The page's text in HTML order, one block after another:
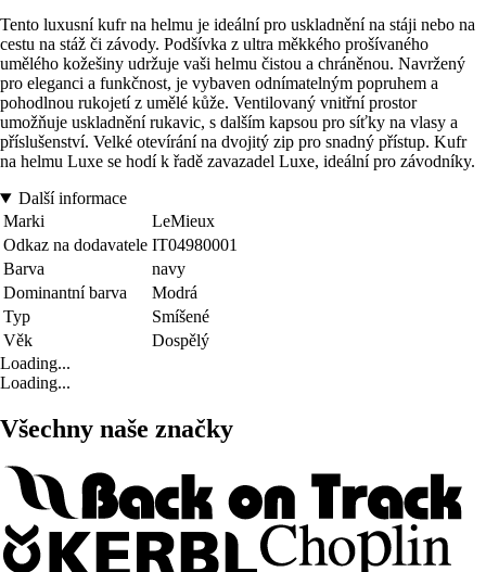
Tento luxusní kufr na helmu je ideální pro uskladnění na stáji nebo na
cestu na stáž či závody. Podšívka z ultra měkkého prošívaného
umělého kožešiny udržuje vaši helmu čistou a chráněnou. Navržený
pro eleganci a funkčnost, je vybaven odnímatelným popruhem a
pohodlnou rukojetí z umělé kůže. Ventilovaný vnitřní prostor
umožňuje uskladnění rukavic, s dalším kapsou pro síťky na vlasy a
příslušenství. Velké otevírání na dvojitý zip pro snadný přístup. Kufr
na helmu Luxe se hodí k řadě zavazadel Luxe, ideální pro závodníky.
Další informace
Marki
LeMieux
Odkaz na dodavatele IT04980001
Barva
navy
Dominantní barva
Modrá
Typ
Smíšené
Věk
Dospělý
Loading...
Loading...
Všechny naše značky